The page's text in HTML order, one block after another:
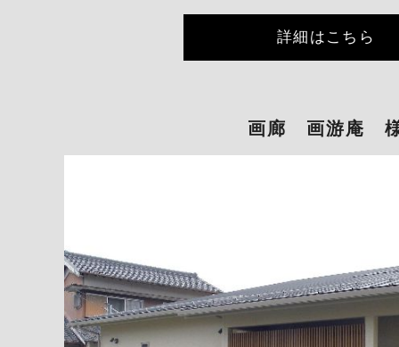
詳細はこちら
画廊 画游庵